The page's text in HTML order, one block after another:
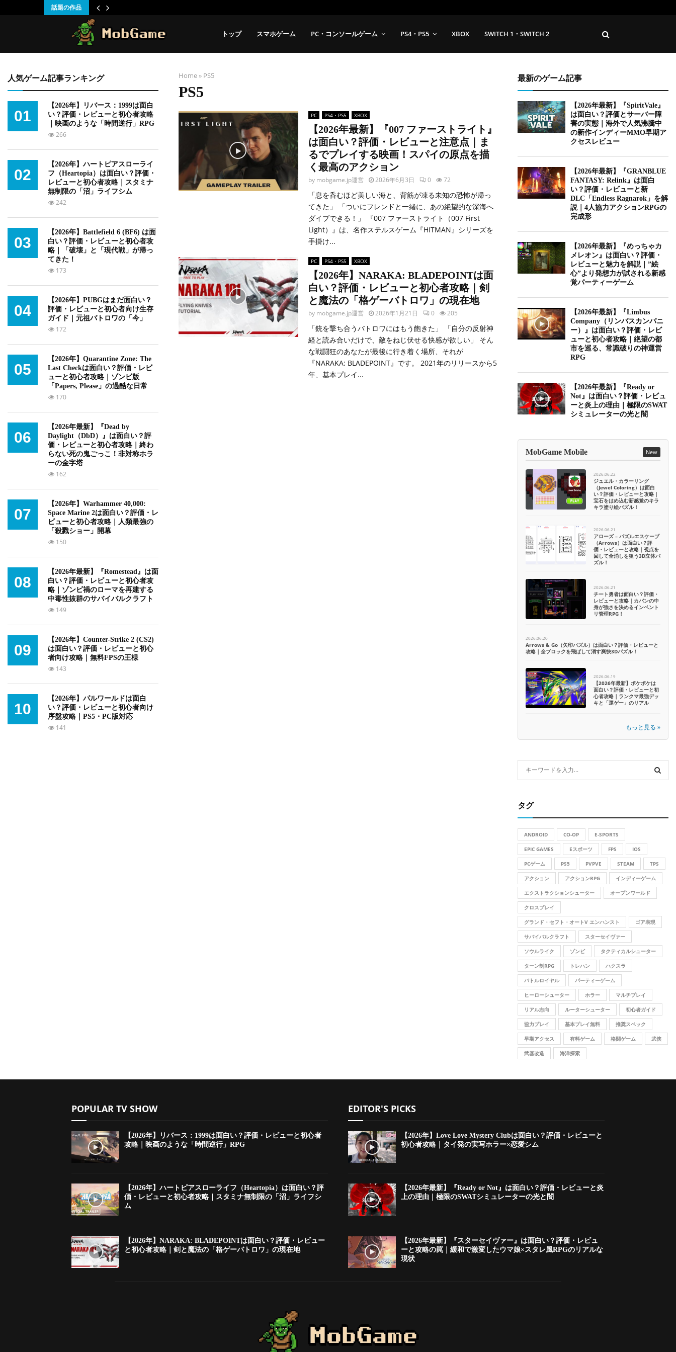
話題の作品
トップ スマホゲーム PC・コンソールゲーム PS4・PS5 XBOX SWITCH 1・SWITCH 2
Home » PS5
PS5
PC PS4・PS5 XBOX
【2026年最新】『007 ファーストライト』
は面白い？評価・レビューと注意点｜ま
るでプレイする映画！スパイの原点を描
く最高のアクション
by mobgame.jp運営 2026年6月3日 0 72
「息を呑むほど美しい海と、背筋が凍る未知の恐怖が帰っ
てきた」 「ついにフレンドと一緒に、あの絶望的な深海へ
ダイブできる！」 『007 ファーストライト（007 First
Light）』は、名作ステルスゲーム『HITMAN』シリーズを
手掛け...
PC PS4・PS5 XBOX
【2026年】NARAKA: BLADEPOINTは面
白い？評価・レビューと初心者攻略｜剣
と魔法の「格ゲーバトロワ」の現在地
by mobgame.jp運営 2026年1月21日 0 205
「銃を撃ち合うバトロワにはもう飽きた」 「自分の反射神
経と読み合いだけで、敵をねじ伏せる快感が欲しい」 そん
な戦闘狂のあなたが最後に行き着く場所、それが
『NARAKA: BLADEPOINT』です。 2021年のリリースから5
年、基本プレイ...
人気ゲーム記事ランキング
01
【2026年】リバース：1999は面白
い？評価・レビューと初心者攻略
｜映画のような「時間逆行」RPG
266
02
【2026年】ハートピアスローライ
フ（Heartopia）は面白い？評価・
レビューと初心者攻略｜スタミナ
無制限の「沼」ライフシム
242
03
【2026年】Battlefield 6 (BF6) は面
白い？評価・レビューと初心者攻
略｜「破壊」と「現代戦」が帰っ
てきた！
173
04
【2026年】PUBGはまだ面白い？
評価・レビューと初心者向け生存
ガイド｜元祖バトロワの「今」
172
05
【2026年】Quarantine Zone: The
Last Checkは面白い？評価・レビ
ューと初心者攻略｜ゾンビ版
「Papers, Please」の過酷な日常
170
06
【2026年最新】『Dead by
Daylight（DbD）』は面白い？評
価・レビューと初心者攻略｜終わ
らない死の鬼ごっこ！非対称ホラ
ーの金字塔
162
07
【2026年】Warhammer 40,000:
Space Marine 2は面白い？評価・レ
ビューと初心者攻略｜人類最強の
「殺戮ショー」開幕
150
08
【2026年最新】『Romestead』は面
白い？評価・レビューと初心者攻
略｜ゾンビ禍のローマを再建する
中毒性抜群のサバイバルクラフト
149
09
【2026年】Counter-Strike 2 (CS2)
は面白い？評価・レビューと初心
者向け攻略｜無料FPSの王様
143
10
【2026年】パルワールドは面白
い？評価・レビューと初心者向け
序盤攻略｜PS5・PC版対応
141
最新のゲーム記事
【2026年最新】『SpiritVale』
は面白い？評価とサーバー障
害の実態｜海外で人気沸騰中
の新作インディーMMO早期ア
クセスレビュー
【2026年最新】『GRANBLUE
FANTASY: Relink』は面白
い？評価・レビューと新
DLC「Endless Ragnarok」を解
説｜4人協力アクションRPGの
完成形
【2026年最新】『めっちゃカ
メレオン』は面白い？評価・
レビューと魅力を解説｜”絵
心”より発想力が試される新感
覚パーティーゲーム
【2026年最新】『Limbus
Company（リンバスカンパニ
ー）』は面白い？評価・レビ
ューと初心者攻略｜絶望の都
市を巡る、常識破りの神運営
RPG
【2026年最新】『Ready or
Not』は面白い？評価・レビュ
ーと炎上の理由｜極限のSWAT
シミュレーターの光と闇
MobGame Mobile New
2026.06.22
ジュエル・カラーリング
（Jewel Coloring）は面白
い？評価・レビューと攻略｜
宝石をはめ込む新感覚のキラ
キラ塗り絵パズル！
2026.06.21
アローズ – パズルエスケープ
（Arrows）は面白い？評
価・レビューと攻略｜視点を
回して全消しを狙う3D立体パ
ズル！
2026.06.21
チート勇者は面白い？評価・
レビューと攻略｜カバンの中
身が強さを決めるインベント
リ管理RPG！
2026.06.20
Arrows & Go（矢印パズル）は面白い？評価・レビューと
攻略｜全ブロックを飛ばして消す爽快3Dパズル！
2026.06.19
【2026年最新】ポケポケは
面白い？評価・レビューと初
心者攻略｜ランクマ最強デッ
キと「運ゲー」のリアル
もっと見る »
c
h
f
o
:
C
H
タグ
ANDROID CO-OP E-SPORTS
EPIC GAMES Eスポーツ FPS IOS
PCゲーム PS5 PVPVE STEAM TPS
アクション アクションRPG インディーゲーム
エクストラクションシューター オープンワールド
クロスプレイ
グランド・セフト・オートV エンハンスト ゴア表現
サバイバルクラフト スターセイヴァー
ソウルライク ゾンビ タクティカルシューター
ターン制RPG トレハン ハクスラ
バトルロイヤル パーティーゲーム
ヒーローシューター ホラー マルチプレイ
リアル志向 ルーターシューター 初心者ガイド
協力プレイ 基本プレイ無料 推奨スペック
早期アクセス 有料ゲーム 格闘ゲーム 武侠
武器改造 海洋探索
POPULAR TV SHOW
【2026年】リバース：1999は面白い？評価・レビューと初心者
攻略｜映画のような「時間逆行」RPG
【2026年】ハートピアスローライフ（Heartopia）は面白い？評
価・レビューと初心者攻略｜スタミナ無制限の「沼」ライフシ
ム
【2026年】NARAKA: BLADEPOINTは面白い？評価・レビュー
と初心者攻略｜剣と魔法の「格ゲーバトロワ」の現在地
EDITOR'S PICKS
【2026年】Love Love Mystery Clubは面白い？評価・レビューと
初心者攻略｜タイ発の実写ホラー×恋愛シム
【2026年最新】『Ready or Not』は面白い？評価・レビューと炎
上の理由｜極限のSWATシミュレーターの光と闇
【2026年最新】『スターセイヴァー』は面白い？評価・レビュ
ーと攻略の罠｜緩和で激変したウマ娘×スタレ風RPGのリアルな
現状